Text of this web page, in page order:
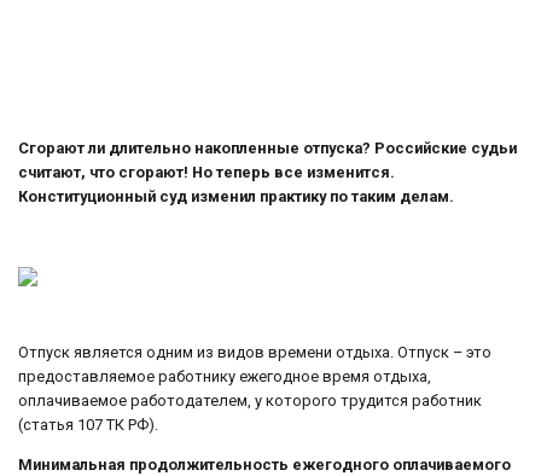
Сгорают ли длительно накопленные отпуска? Российские судьи
считают, что сгорают! Но теперь все изменится.
Конституционный суд изменил практику по таким делам.
Отпуск является одним из видов времени отдыха. Отпуск – это
предоставляемое работнику ежегодное время отдыха,
оплачиваемое работодателем, у которого трудится работник
(статья 107 ТК РФ).
Минимальная продолжительность ежегодного оплачиваемого